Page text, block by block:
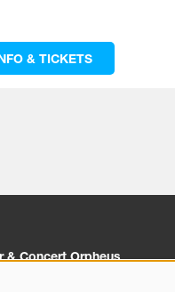
& TICKETS
& Concert Orpheus